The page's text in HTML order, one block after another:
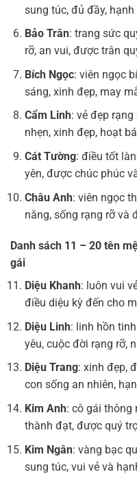
sung túc, đủ đầy,
Bảo Trân: trang sức
rỡ, an vui, được trân
Bích Ngọc: viên ngọc
sáng, xinh đẹp, may
Cẩm Linh: vẻ đẹp
nhẹn, xinh đẹp, hoạt
Cát Tường: điều tốt
yên, được chúc phúc
Châu Anh: viên ngọc
năng, sống rạng rỡ và
Danh sách 11 – 20 tên
gái
Diệu Khanh: luôn vui
điều diệu kỳ đến cho
Diệu Linh: linh hồn
yêu, cuộc đời rạng rỡ,
Diệu Trang: xinh đẹp,
con sống an nhiên,
Kim Anh: cô gái thông
thành đạt, được quý
Kim Ngân: vàng bạc
sung túc, vui vẻ và